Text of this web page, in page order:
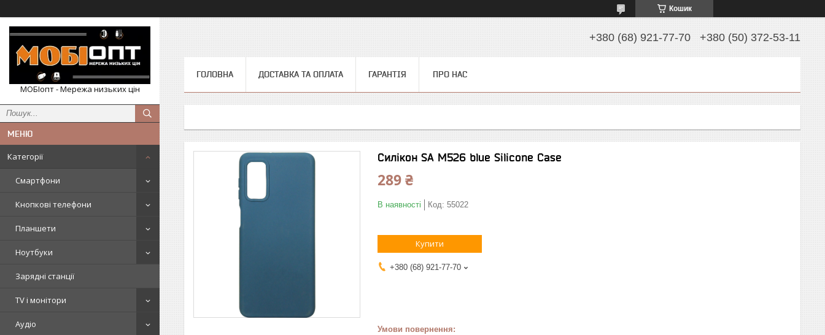
Кошик
МОБІопт - Мережа низьких цін
Категорії
Смартфони
Кнопкові телефони
Планшети
Ноутбуки
Зарядні станції
TV і монітори
Аудіо
+380 (68) 921-77-70 +380 (50) 372-53-11
ГОЛОВНА ДОСТАВКА ТА ОПЛАТА ГАРАНТІЯ ПРО НАС
Силікон SA M526 blue Silicone Case
289 ₴
В наявності Код: 55022
Купити
+380 (68) 921-77-70